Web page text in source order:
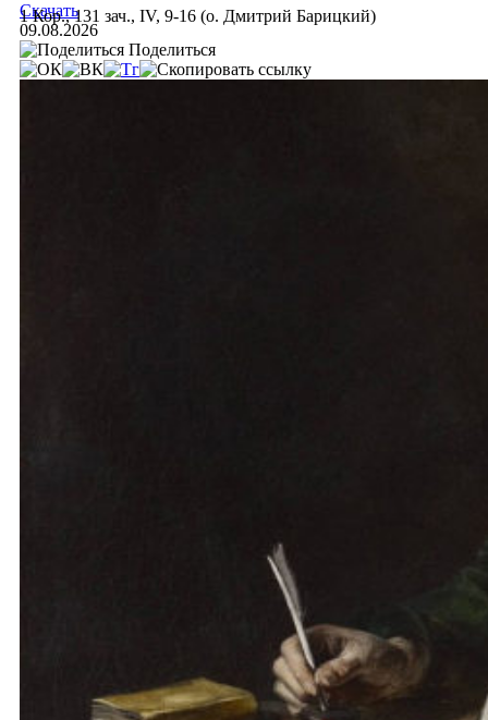
1 Кор., 131 зач., IV, 9-16 (о. Дмитрий Барицкий)
Скачать
09.08.2026
Поделиться